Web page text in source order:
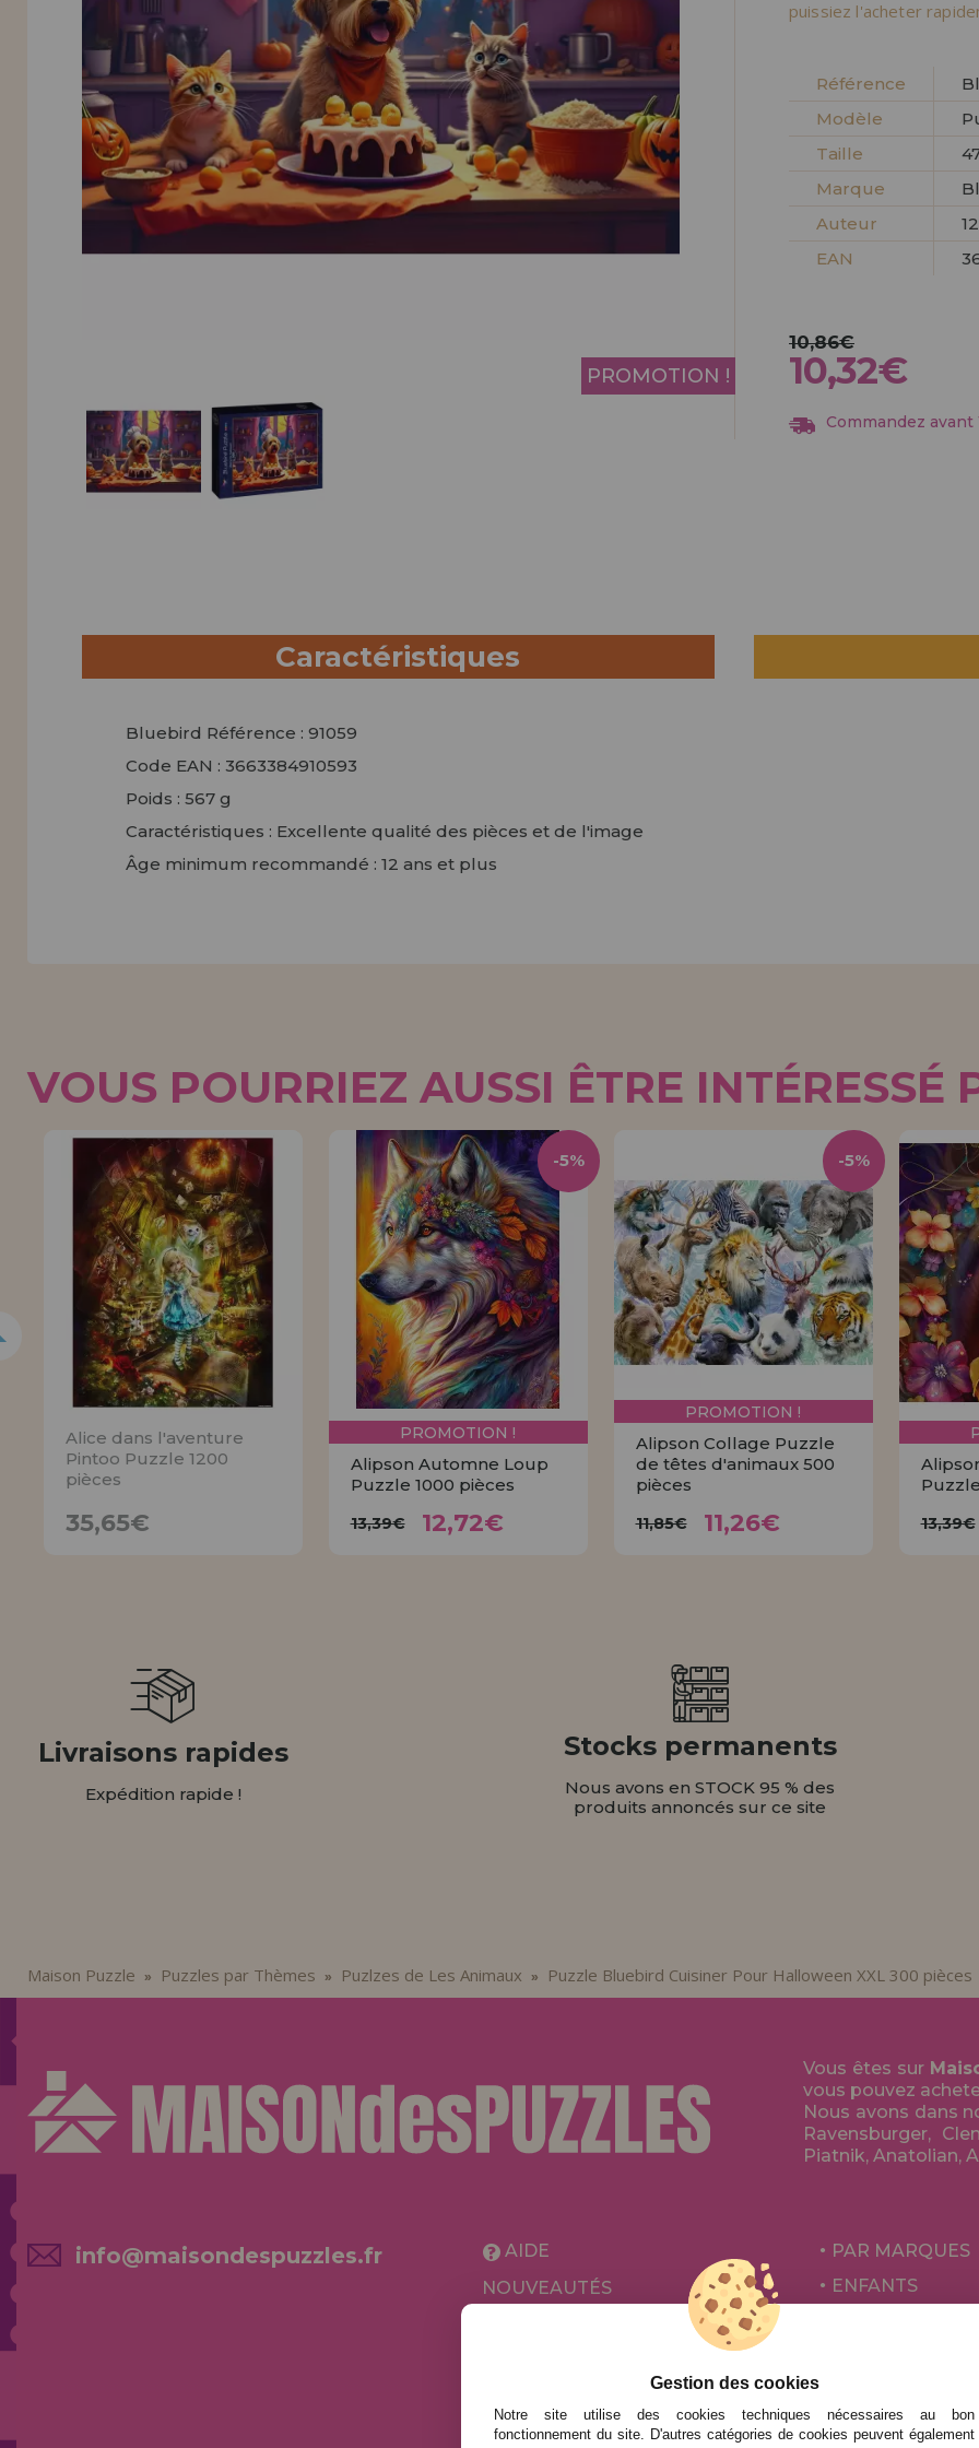
INFORMATION
info@maisondespuzzles.fr
Allez-y! Nous vous attendions.
NOUVEAU CLIENT
Allez-y! Nous vous
puissiez l'acheter
Référence
Modèle
Taille
Marque
Auteur
EAN
PROMOTION !
10,86€
10,32€
Commandez
Caractéristiques
Bluebird Référence : 91059
Code EAN : 3663384910593
Poids : 567 g
Caractéristiques : Excellente qualité des pièces et de l'image
Âge minimum recommandé : 12 ans et plus
VOUS POURRIEZ AUSSI ÊTRE INTÉRESSÉ
Alice dans l'aventure
Pintoo Puzzle 1200
pièces
35,65€
PROMOTION !
Alipson Automne Loup
Puzzle 1000 pièces
13,39€ 12,72€
-5%
PROMOTION !
Alipson Collage Puzzle
de têtes d'animaux 500
pièces
11,85€ 11,26€
-5%
13,39€
Livraisons rapides
Expédition rapide !
Stocks permanents
Nous avons en STOCK 95 % des
produits annoncés sur ce site
Maison Puzzle » Puzzles par Thèmes » Puzlzes de Les Animaux » Puzzle Bluebird Cuisiner Pour Halloween XXL 300 pièces
Vous êtes sur
vous pouvez
Nous avons dans
Ravensburger,
Piatnik, Anatolian,
info@maisondespuzzles.fr
AIDE
NOUVEAUTÉS
PROMOTIONS ET OFFRES
PAR MARQUES
ENFANTS
JEUX DE
Gestion des cookies
Notre site utilise des cookies techniques nécessaires au bon
fonctionnement du site. D'autres catégories de cookies peuvent également